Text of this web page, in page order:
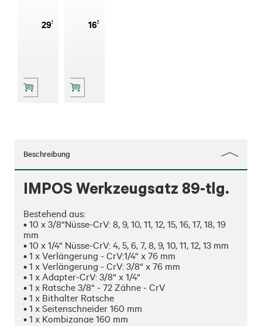
2999 1699
Beschreibung
IMPOS Werkzeugsatz 89-tlg.
Bestehend aus:
• 10 x 3/8“Nüsse-CrV: 8, 9, 10, 11, 12, 15, 16, 17, 18, 19
mm
• 10 x 1/4“ Nüsse-CrV: 4, 5, 6, 7, 8, 9, 10, 11, 12, 13 mm
• 1 x Verlängerung - CrV:1/4“ x 76 mm
• 1 x Verlängerung - CrV: 3/8“ x 76 mm
• 1 x Adapter-CrV: 3/8“ x 1/4“
• 1 x Ratsche 3/8“ - 72 Zähne - CrV
• 1 x Bithalter Ratsche
• 1 x Seitenschneider 160 mm
• 1 x Kombizange 160 mm